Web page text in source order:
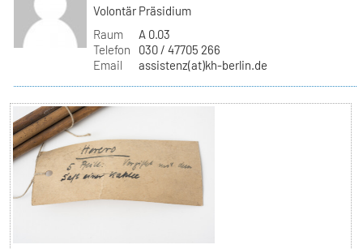
Volontär Präsidium
Raum
A 0.03
Telefon
030 / 47705 266
Email
assistenz(at)kh-berlin.de